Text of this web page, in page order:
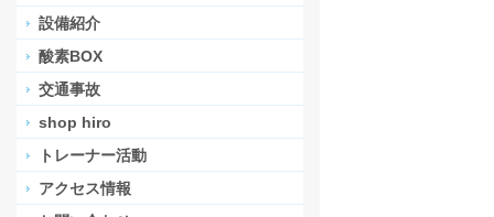
設備紹介
酸素BOX
交通事故
shop hiro
トレーナー活動
アクセス情報